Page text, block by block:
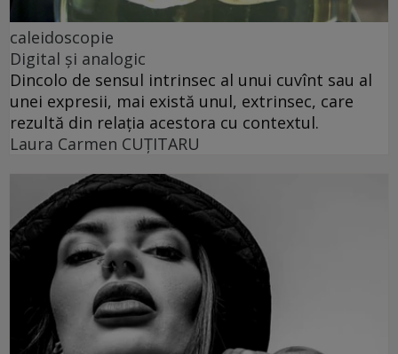
caleidoscopie
Digital și analogic
Dincolo de sensul intrinsec al unui cuvînt sau al
unei expresii, mai există unul, extrinsec, care
rezultă din relația acestora cu contextul.
Laura Carmen CUȚITARU